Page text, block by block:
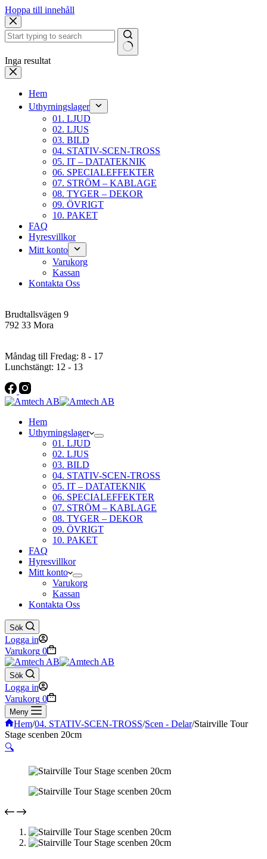
Hoppa till innehåll
Inga resultat
Hem
Uthyrningslager
01. LJUD
02. LJUS
03. BILD
04. STATIV-SCEN-TROSS
05. IT – DATATEKNIK
06. SPECIALEFFEKTER
07. STRÖM – KABLAGE
08. TYGER – DEKOR
09. ÖVRIGT
10. PAKET
FAQ
Hyresvillkor
Mitt konto
Varukorg
Kassan
Kontakta Oss
Brudtallsvägen 9
792 33 Mora
Måndag till Fredag: 8 - 17
Lunchstängt: 12 - 13
Hem
Uthyrningslager
01. LJUD
02. LJUS
03. BILD
04. STATIV-SCEN-TROSS
05. IT – DATATEKNIK
06. SPECIALEFFEKTER
07. STRÖM – KABLAGE
08. TYGER – DEKOR
09. ÖVRIGT
10. PAKET
FAQ
Hyresvillkor
Mitt konto
Varukorg
Kassan
Kontakta Oss
Sök
Logga in
Varukorg 0
Sök
Logga in
Varukorg 0
Meny
Hem/04. STATIV-SCEN-TROSS/Scen - Delar/Stairville Tour
Stage scenben 20cm
🔍